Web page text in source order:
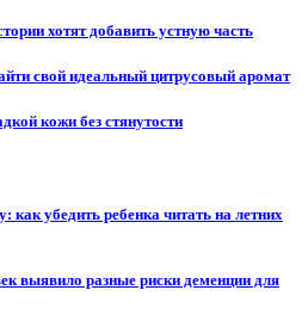
хотят добавить устную часть
свой идеальный цитрусовый аромат
кожи без стянутости
убедить ребенка читать на летних
выявило разные риски деменции для